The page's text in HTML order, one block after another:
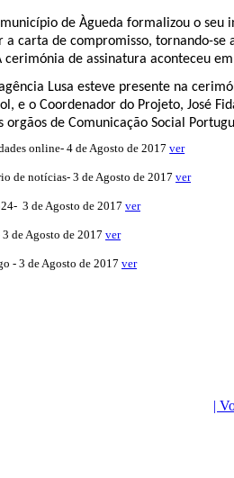
de Àgueda formalizou o seu
a carta de compromisso, tornando-
cerimónia de assinatura aconteceu
Lusa esteve presente na
e o Coordenador do Projeto, José
orgãos de Comunicação Social
online- 4 de Agosto de 2017ver
notícias- 3 de Agosto de 2017 ver
de Agosto de 2017 ver
Agosto de 2017 ver
de Agosto de 2017 ver
|